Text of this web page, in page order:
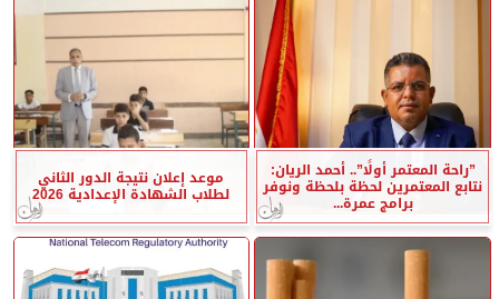
”راحة المعتمر أولًا”.. أحمد الريان:
نتابع المعتمرين لحظة بلحظة ونوفر
برامج عمرة...
موعد إعلان نتيجة الدور الثاني
لطلاب الشهادة الإعدادية 2026